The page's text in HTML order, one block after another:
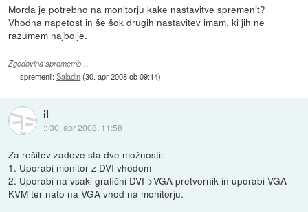
Morda je potrebno na monitorju kake nastavitve spremenit?
Vhodna napetost in še šok drugih nastavitev imam, ki jih ne
razumem najbolje.
Zgodovina sprememb…
spremenil:Saladin(30. apr 2008 ob 09:14)
il
::30. apr 2008, 11:58
Za rešitev zadeve sta dve možnosti:
1. Uporabi monitor z DVI vhodom
2. Uporabi na vsaki grafični DVI->VGA pretvornik in uporabi VGA
KVM ter nato na VGA vhod na monitorju.